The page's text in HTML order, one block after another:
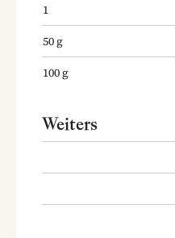
1
50g
100g
Weiters